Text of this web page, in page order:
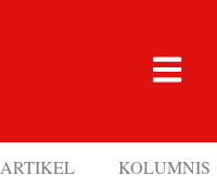
ARTIKEL KOLUMNIS